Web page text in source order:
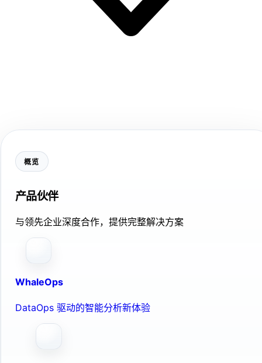
概览
产品伙伴
与领先企业深度合作，提供完整解决方案
WhaleOps
DataOps 驱动的智能分析新体验